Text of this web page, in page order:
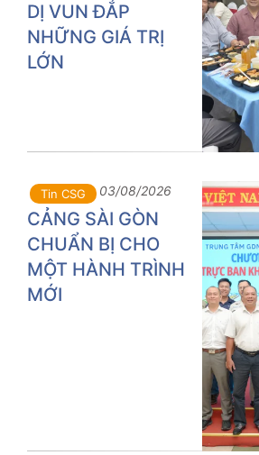
DỊ VUN ĐẮP
NHỮNG GIÁ TRỊ
LỚN
Tin CSG 03/08/2026
CẢNG SÀI GÒN
CHUẨN BỊ CHO
MỘT HÀNH TRÌNH
MỚI